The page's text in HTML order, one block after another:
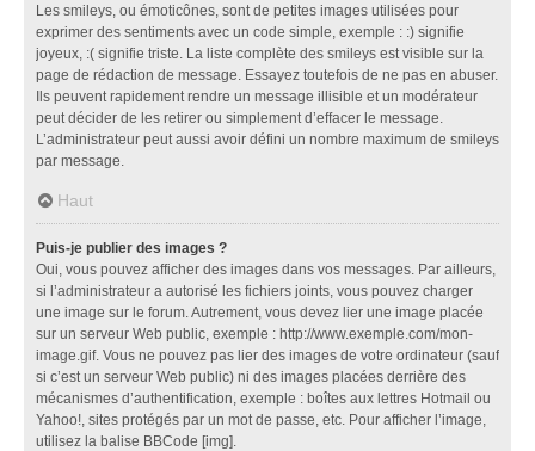
Les smileys, ou émoticônes, sont de petites images utilisées pour
exprimer des sentiments avec un code simple, exemple : :) signifie
joyeux, :( signifie triste. La liste complète des smileys est visible sur la
page de rédaction de message. Essayez toutefois de ne pas en abuser.
Ils peuvent rapidement rendre un message illisible et un modérateur
peut décider de les retirer ou simplement d’effacer le message.
L’administrateur peut aussi avoir défini un nombre maximum de smileys
par message.
Haut
Puis-je publier des images ?
Oui, vous pouvez afficher des images dans vos messages. Par ailleurs,
si l’administrateur a autorisé les fichiers joints, vous pouvez charger
une image sur le forum. Autrement, vous devez lier une image placée
sur un serveur Web public, exemple : http://www.exemple.com/mon-
image.gif. Vous ne pouvez pas lier des images de votre ordinateur (sauf
si c’est un serveur Web public) ni des images placées derrière des
mécanismes d’authentification, exemple : boîtes aux lettres Hotmail ou
Yahoo!, sites protégés par un mot de passe, etc. Pour afficher l’image,
utilisez la balise BBCode [img].